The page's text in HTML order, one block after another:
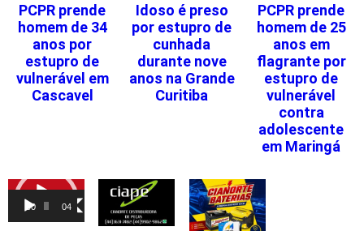
PCPR prende
homem de 34
anos por
estupro de
vulnerável em
Cascavel
Idoso é preso
por estupro de
cunhada
durante nove
anos na Grande
Curitiba
PCPR prende
homem de 25
anos em
flagrante por
estupro de
vulnerável
contra
adolescente
em Maringá
Tocador
vídeo
00:00 04:46